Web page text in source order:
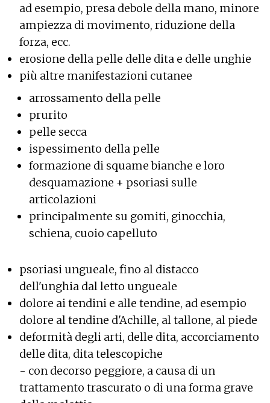
ad esempio, presa debole della mano, minore
ampiezza di movimento, riduzione della
forza, ecc.
erosione della pelle delle dita e delle unghie
più altre manifestazioni cutanee
arrossamento della pelle
prurito
pelle secca
ispessimento della pelle
formazione di squame bianche e loro
desquamazione + psoriasi sulle
articolazioni
principalmente su gomiti, ginocchia,
schiena, cuoio capelluto
psoriasi ungueale, fino al distacco
dell'unghia dal letto ungueale
dolore ai tendini e alle tendine, ad esempio
dolore al tendine d'Achille, al tallone, al piede
deformità degli arti, delle dita, accorciamento
delle dita, dita telescopiche
- con decorso peggiore, a causa di un
trattamento trascurato o di una forma grave